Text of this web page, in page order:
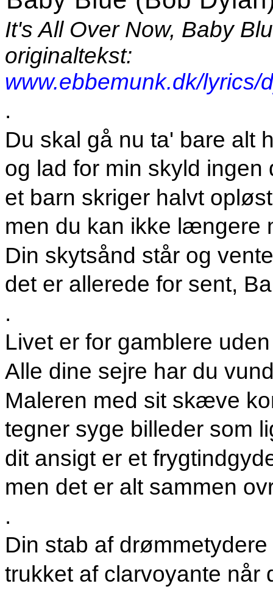
It's All Over Now, Baby
originaltekst:
www.ebbemunk.dk/lyrics/
.
Du skal gå nu ta' bare alt
og lad for min skyld
et barn skriger halvt
men du kan ikke længere
Din skytsånd står og
det er allerede for sent,
.
Livet er for gamblere
Alle dine sejre har du
Maleren med sit skæve
tegner syge billeder som
dit ansigt er et
men det er alt sammen
.
Din stab af
trukket af clarvoyante når